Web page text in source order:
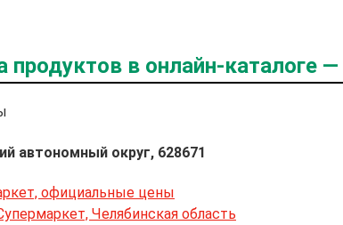
в онлайн-каталоге
автономный округ, 628671
официальные цены
Челябинская область